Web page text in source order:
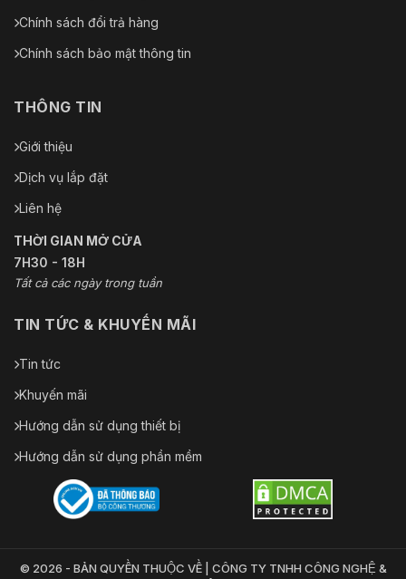
Chính sách đổi trả hàng
Chính sách bảo mật thông tin
THÔNG TIN
Giới thiệu
Dịch vụ lắp đặt
Liên hệ
THỜI GIAN MỞ CỬA
7H30 - 18H
Tất cả các ngày trong tuần
TIN TỨC & KHUYẾN MÃI
Tin tức
Khuyến mãi
Hướng dẫn sử dụng thiết bị
Hướng dẫn sử dụng phần mềm
© 2026 - BẢN QUYỀN THUỘC VỀ | CÔNG TY TNHH CÔNG NGHỆ &